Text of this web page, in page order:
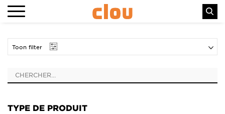
Toon filter
TYPE DE PRODUIT